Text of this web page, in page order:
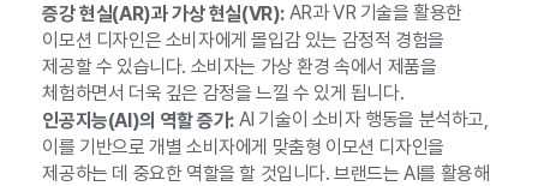
증강 현실(AR)과 가상 현실(VR):AR과 VR 기술을 활용한
이모션 디자인은 소비자에게 몰입감 있는 감정적 경험을
제공할 수 있습니다. 소비자는 가상 환경 속에서 제품을
체험하면서 더욱 깊은 감정을 느낄 수 있게 됩니다.
인공지능(AI)의 역할 증가:AI 기술이 소비자 행동을 분석하고,
이를 기반으로 개별 소비자에게 맞춤형 이모션 디자인을
제공하는 데 중요한 역할을 할 것입니다. 브랜드는 AI를 활용해